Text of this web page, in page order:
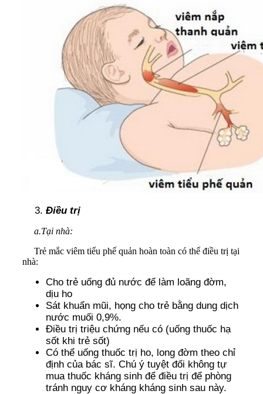
Điều trị
a.Tại nhà:
Trẻ mắc viêm tiểu phế quản hoàn toàn có thể điều trị tại
nhà:
Cho trẻ uống đủ nước để làm loãng đờm,
dịu ho
Sát khuẩn mũi, họng cho trẻ bằng dung dịch
nước muối 0,9%.
Điều trị triệu chứng nếu có (uống thuốc hạ
sốt khi trẻ sốt)
Có thể uống thuốc trị ho, long đờm theo chỉ
định của bác sĩ. Chú ý tuyệt đối không tự
mua thuốc kháng sinh để điều trị để phòng
tránh nguy cơ kháng kháng sinh sau này.